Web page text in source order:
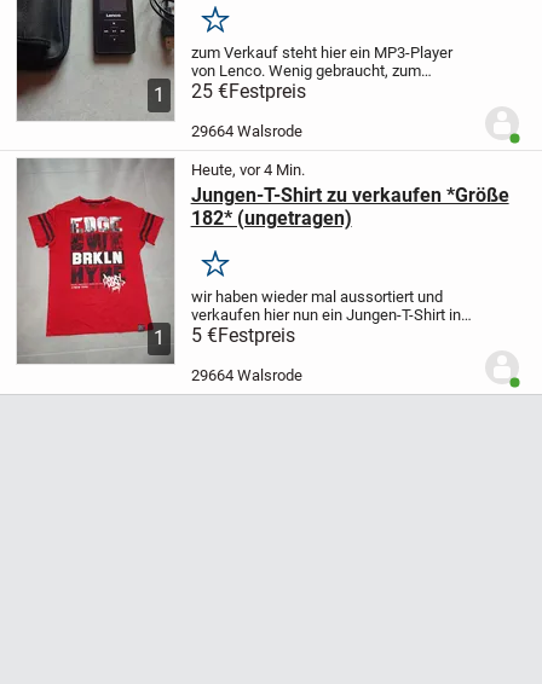
1
Merken
zum Verkauf steht hier ein MP3-Player
von Lenco.Wenig gebraucht, zum
Rumliegen zu schade.
Aufbewahrungstasche
Bedienung ist einfach / selbstverklärend.
25 €Festpreis
29664 Walsrode
1
Heute, vor 4 Min.
Jungen-T-Shirt zu verkaufen *Größe
182* (ungetragen)
Merken
wir haben wieder mal aussortiert und
verkaufen hier nunein Jungen-T-Shirt in
derGröße 182Das T-Shirt wurde leider nie
(AUSNAHMSLOS!)
5 €Festpreis
29664 Walsrode